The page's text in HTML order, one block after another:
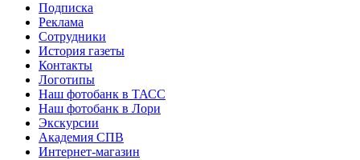
Подписка
Реклама
Сотрудники
История газеты
Контакты
Логотипы
Наш фотобанк в ТАСС
Наш фотобанк в Лори
Экскурсии
Академия СПВ
Интернет-магазин